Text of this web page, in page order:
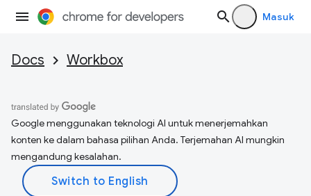
Masuk
Docs Workbox
Google menggunakan teknologi AI untuk menerjemahkan
konten ke dalam bahasa pilihan Anda. Terjemahan AI mungkin
mengandung kesalahan.